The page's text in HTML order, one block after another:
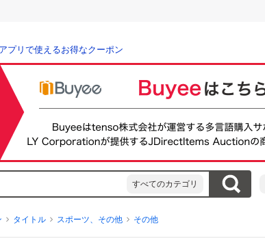
プリで使えるお得なクーポン
すべてのカテゴリ
タイトル スポーツ、その他 その他